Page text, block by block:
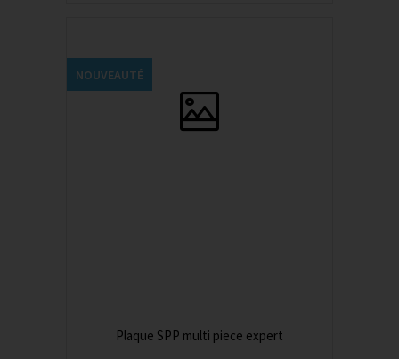
NOUVEAUTÉ
Plaque SPP multi piece expert